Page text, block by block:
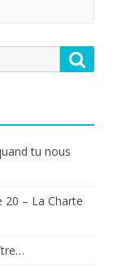
tu nous
20 – La Charte